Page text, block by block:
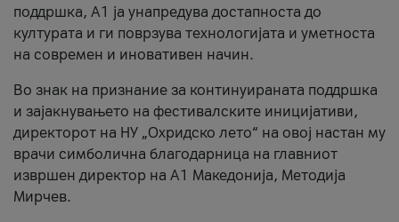
поддршка, A1 ја унапредува достапноста до
културата и ги поврзува технологијата и уметноста
на современ и иновативен начин.
Во знак на признание за континуираната поддршка
и зајакнувањето на фестивалските иницијативи,
директорот на НУ „Охридско лето“ на овој настан му
врачи симболична благодарница на главниот
извршен директор на A1 Македонија, Методија
Мирчев.